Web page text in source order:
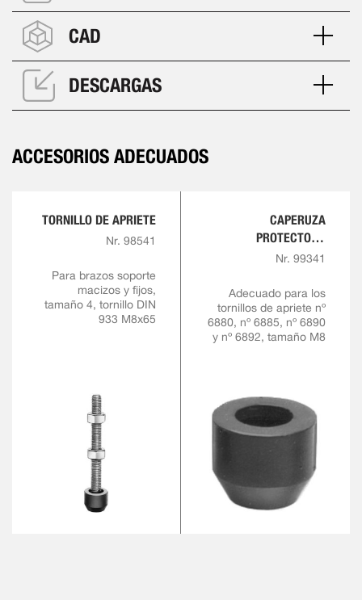
CAD
DESCARGAS
ACCESORIOS ADECUADOS
TORNILLO DE APRIETE
Nr. 98541
Para brazos soporte
macizos y fijos,
tamaño 4, tornillo DIN
933 M8x65
CAPERUZA
PROTECTORA
FABRICADA DE GOMA
Nr. 99341
Adecuado para los
tornillos de apriete nº
6880, nº 6885, nº 6890
y nº 6892, tamaño M8